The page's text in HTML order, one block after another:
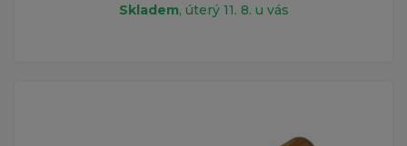
Skladem, úterý 11. 8. u vás